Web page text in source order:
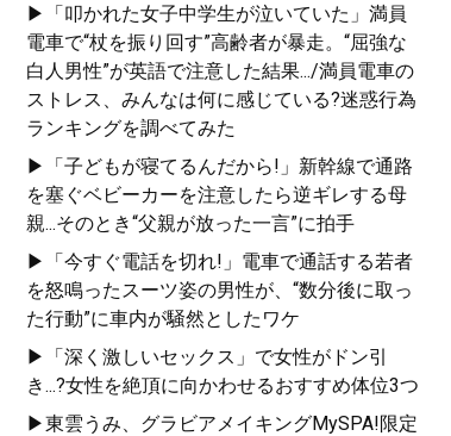
▶「叩かれた女子中学生が泣いていた」満員
電車で“杖を振り回す”高齢者が暴走。“屈強な
白人男性”が英語で注意した結果.../満員電車の
ストレス、みんなは何に感じている?迷惑行為
ランキングを調べてみた
▶「子どもが寝てるんだから!」新幹線で通路
を塞ぐベビーカーを注意したら逆ギレする母
親...そのとき“父親が放った一言”に拍手
▶「今すぐ電話を切れ!」電車で通話する若者
を怒鳴ったスーツ姿の男性が、“数分後に取っ
た行動”に車内が騒然としたワケ
▶「深く激しいセックス」で女性がドン引
き...?女性を絶頂に向かわせるおすすめ体位3つ
▶東雲うみ、グラビアメイキングMySPA!限定